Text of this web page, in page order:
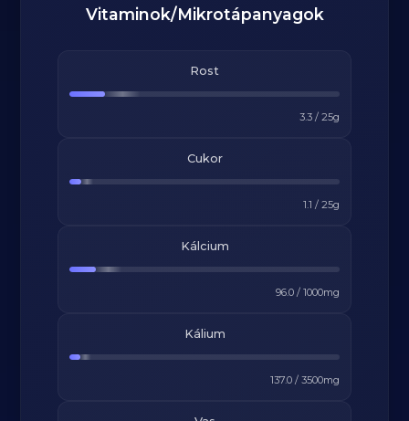
Vitaminok/Mikrotápanyagok
Rost
3.3/ 25g
Cukor
1.1 / 25g
Kálcium
96.0/ 1000mg
Kálium
137.0/ 3500mg